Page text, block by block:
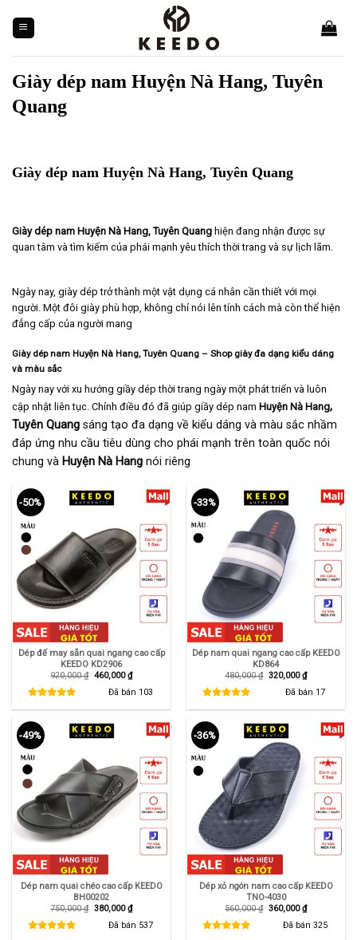
content
Giày dép nam Huyện Nà Hang, Tuyên
Quang
Giày dép nam Huyện Nà Hang, Tuyên Quang
Giày dép nam Huyện Nà Hang, Tuyên Quang hiện đang nhận được sự
quan tâm và tìm kiếm của phái mạnh yêu thích thời trang và sự lịch lãm.
Ngày nay, giày dép trở thành một vật dụng cá nhân cần thiết với mọi
người. Một đôi giày phù hợp, không chỉ nói lên tính cách mà còn thể hiện
đẳng cấp của người mang
Giày dép nam Huyện Nà Hang, Tuyên Quang – Shop giày đa dạng kiểu dáng
và màu sắc
Ngày nay với xu hướng giầy dép thời trang ngày một phát triển và luôn
cập nhật liên tục. Chính điều đó đã giúp giầy dép nam Huyện Nà Hang,
Tuyên Quang sáng tạo đa dạng về kiểu dáng và màu sắc nhầm
đáp ứng nhu cầu tiêu dùng cho phái mạnh trên toàn quốc nói
chung và Huyện Nà Hang nói riêng
-50%
Dép đế may sẵn quai ngang cao cấp
KEEDO KD2906
920,000₫ Giá
460,000₫Giá
hiện
tại
Đã bán 103
-33%
Dép nam quai ngang cao cấp KEEDO
KD864
480,000₫ Giá
320,000₫Giá
hiện
tại
Đã bán 17
-49%
Dép nam quai chéo cao cấp KEEDO
BH00202
750,000₫ Giá
750,000 ₫.
380,000₫Giá
hiện
tại
là:
Đã bán 537
-36%
Dép xỏ ngón nam cao cấp KEEDO
TNO-4030
560,000₫ Giá
560,000 ₫.
360,000₫Giá
hiện
tại
là:
Đã bán 325